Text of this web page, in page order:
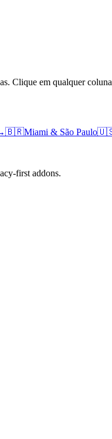
Clique em qualquer
🇧🇷Miami & São Paulo
first addons.